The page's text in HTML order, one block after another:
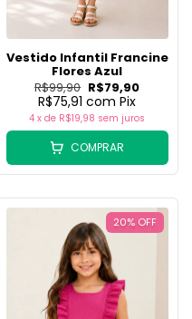
Vestido Infantil Francine
Flores Azul
R$99,90 R$79,90
R$75,91com Pix
4 x de R$19,98 sem juros
COMPRAR
20% OFF